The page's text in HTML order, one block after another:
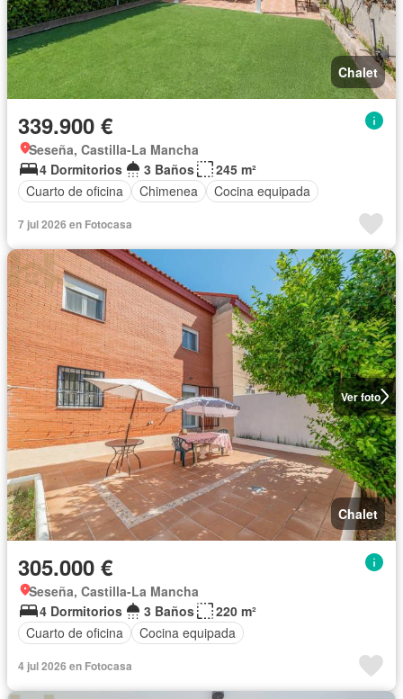
Chalet
339.900 €
Seseña, Castilla-La Mancha
4 Dormitorios
3 Baños
245 m²
Cuarto de oficina
Chimenea Cocina equipada
7 jul 2026 en Fotocasa
Ver foto
Chalet
305.000 €
Seseña, Castilla-La Mancha
4 Dormitorios
3 Baños
220 m²
Cuarto de oficina
Cocina equipada
4 jul 2026 en Fotocasa